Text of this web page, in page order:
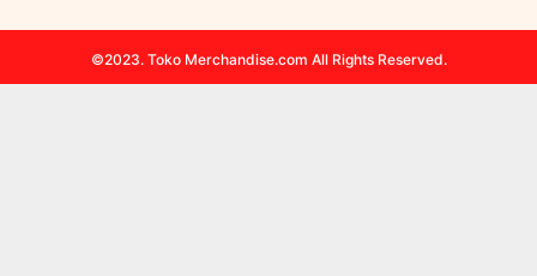
©2023. Toko Merchandise.com All Rights Reserved.